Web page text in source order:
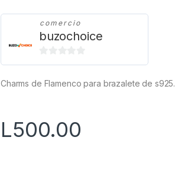
comercio
buzochoice
0
e
Charms de Flamenco para brazalete de s925.
L500.00